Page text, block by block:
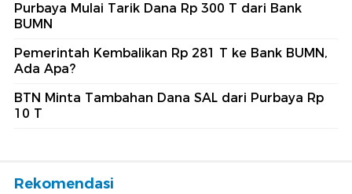
Purbaya Mulai Tarik Dana Rp 300 T dari Bank
BUMN
Pemerintah Kembalikan Rp 281 T ke Bank BUMN,
Ada Apa?
BTN Minta Tambahan Dana SAL dari Purbaya Rp
10 T
Rekomendasi